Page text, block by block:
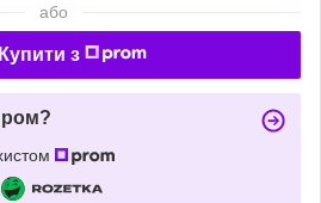
або
Купити з